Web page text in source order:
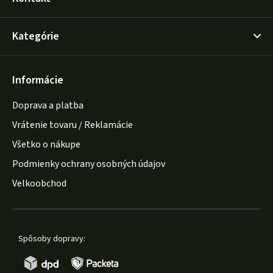
Kategórie
Informácie
Doprava a platba
Vrátenie tovaru / Reklamácie
Všetko o nákupe
Podmienky ochrany osobných údajov
Velkoobchod
Spôsoby dopravy: